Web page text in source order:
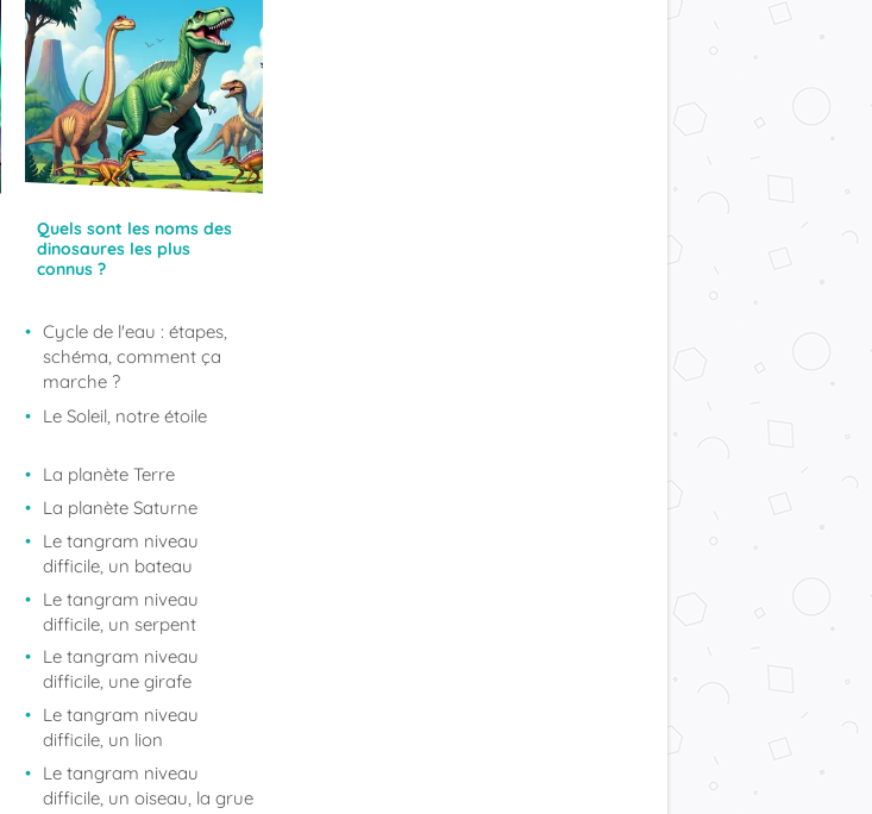
Quels sont les noms des
dinosaures les plus
connus ?
Cycle de l'eau : étapes,
schéma, comment ça
marche ?
Le Soleil, notre étoile
La planète Terre
La planète Saturne
Le tangram niveau
difficile, un bateau
Le tangram niveau
difficile, un serpent
Le tangram niveau
difficile, une girafe
Le tangram niveau
difficile, un lion
Le tangram niveau
difficile, un oiseau, la grue